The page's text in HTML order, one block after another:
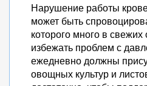
Нарушение работы
может быть
которого много в
избежать проблем с
ежедневно должны
овощных культур и